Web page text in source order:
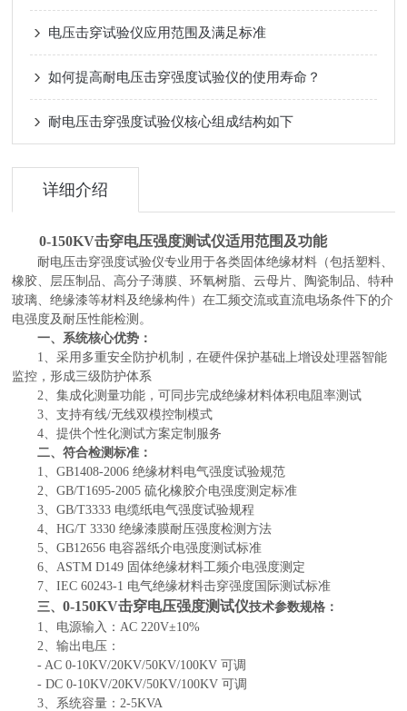
电压击穿试验仪应用范围及满足标准
如何提高耐电压击穿强度试验仪的使用寿命？
耐电压击穿强度试验仪核心组成结构如下
详细介绍
0-150KV击穿电压强度测试仪适用范围及功能
耐电压击穿强度试验仪专业用于各类固体绝缘材料（包括塑料、
橡胶、层压制品、高分子薄膜、环氧树脂、云母片、陶瓷制品、特种
玻璃、绝缘漆等材料及绝缘构件）在工频交流或直流电场条件下的介
电强度及耐压性能检测。
一、系统核心优势：
1、采用多重安全防护机制，在硬件保护基础上增设处理器智能
监控，形成三级防护体系
2、集成化测量功能，可同步完成绝缘材料体积电阻率测试
3、支持有线/无线双模控制模式
4、提供个性化测试方案定制服务
二、符合检测标准：
1、GB1408-2006 绝缘材料电气强度试验规范
2、GB/T1695-2005 硫化橡胶介电强度测定标准
3、GB/T3333 电缆纸电气强度试验规程
4、HG/T 3330 绝缘漆膜耐压强度检测方法
5、GB12656 电容器纸介电强度测试标准
6、ASTM D149 固体绝缘材料工频介电强度测定
7、IEC 60243-1 电气绝缘材料击穿强度国际测试标准
三、0-150KV击穿电压强度测试仪技术参数规格：
1、电源输入：AC 220V±10%
2、输出电压：
- AC 0-10KV/20KV/50KV/100KV 可调
- DC 0-10KV/20KV/50KV/100KV 可调
3、系统容量：2-5KVA